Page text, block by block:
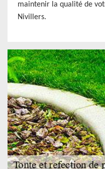
maintenir la qualité de
Nivillers.